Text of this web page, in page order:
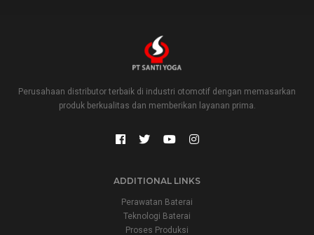
Perusahaan distributor terbaik di industri otomotif dengan memasarkan
produk berkualitas dan memberikan layanan prima.
ADDITIONAL LINKS
Perawatan Baterai
Teknologi Baterai
Proses Produksi